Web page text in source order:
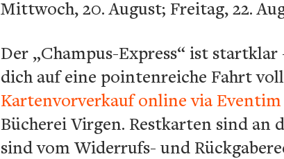
Mittwoch, 20. August; Freitag, 22.
Der „Champus-Express“ ist
dich auf eine pointenreiche Fahrt
Kartenvorverkauf online via Eventim
Bücherei Virgen. Restkarten sind
sind vom Widerrufs- und